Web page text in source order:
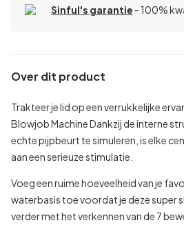
Sinful's garantie - 100%
Over dit product
Trakteer je lid op een verrukkelijke
Blowjob Machine Dankzij de interne
echte pijpbeurt te simuleren, is elke
aan een serieuze stimulatie.
Voeg een ruime hoeveelheid van je
waterbasis toe voordat je deze super
verder met het verkennen van de 7